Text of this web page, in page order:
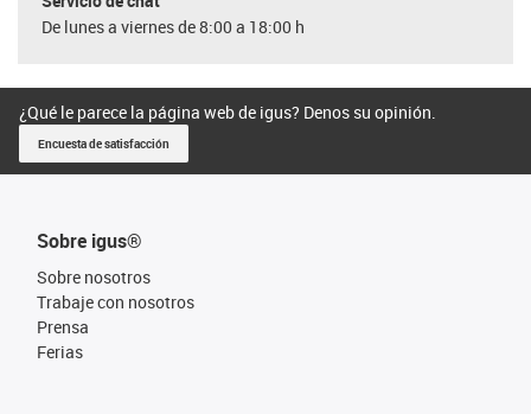
De lunes a viernes de 8:00 a 18:00 h
¿Qué le parece la página web de igus? Denos su opinión.
Encuesta de satisfacción
Sobre igus®
Sobre nosotros
Trabaje con nosotros
Prensa
Ferias